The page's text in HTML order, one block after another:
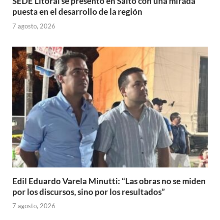
puesta en el desarrollo de la región
7 agosto, 2026
Edil Eduardo Varela Minutti: “Las obras no se miden
por los discursos, sino por los resultados”
7 agosto, 2026